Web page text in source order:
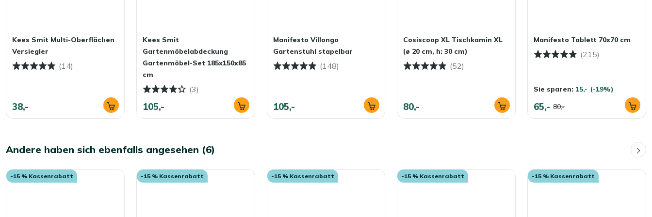
Kees Smit Multi-Oberflächen
Versiegler
(14)
38,-
Kees Smit
Gartenmöbelabdeckung
Gartenmöbel-Set 185x150x85
cm
(3)
105,-
Manifesto Villongo
Gartenstuhl stapelbar
(148)
105,-
Cosiscoop XL Tischkamin XL
(ø 20 cm, h: 30 cm)
(52)
80,-
Manifesto Tablett 70x70 cm
(215)
Sie sparen: 15,- (-19%)
65,- 80,-
Andere haben sich ebenfalls angesehen (6)
-15 % Kassenrabatt -15 % Kassenrabatt -15 % Kassenrabatt -15 % Kassenrabatt -15 % Kassenrabatt